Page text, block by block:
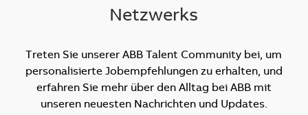
Netzwerks
Treten Sie unserer ABB Talent Community bei, um
personalisierte Jobempfehlungen zu erhalten, und
erfahren Sie mehr über den Alltag bei ABB mit
unseren neuesten Nachrichten und Updates.